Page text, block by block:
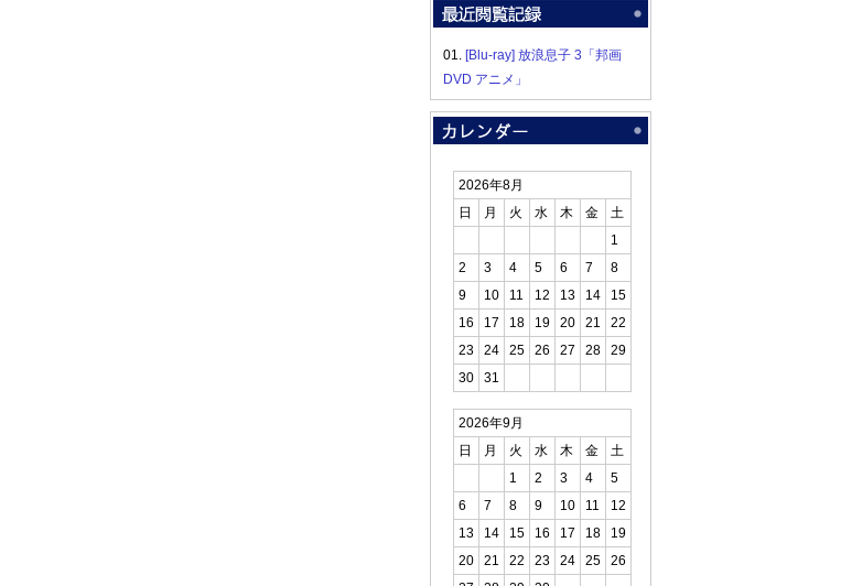
01. [Blu-ray] 放浪息子 3「邦画
DVD アニメ」
2026年8月
日
月 火 水 木 金
土
1
2
3 4 5 6 7
8
9
10 11 12 13 14
15
16
17 18 19 20 21
22
23
24 25 26 27 28
29
30
31
2026年9月
日
月 火 水 木 金
土
1
2 3 4
5
6
7 8 9 10 11
12
13
14 15 16 17 18
19
20
21 22 23 24 25
26